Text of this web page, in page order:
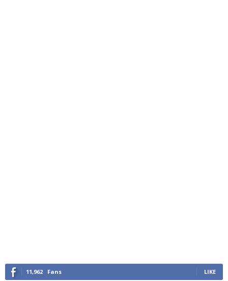
11,962 Fans LIKE